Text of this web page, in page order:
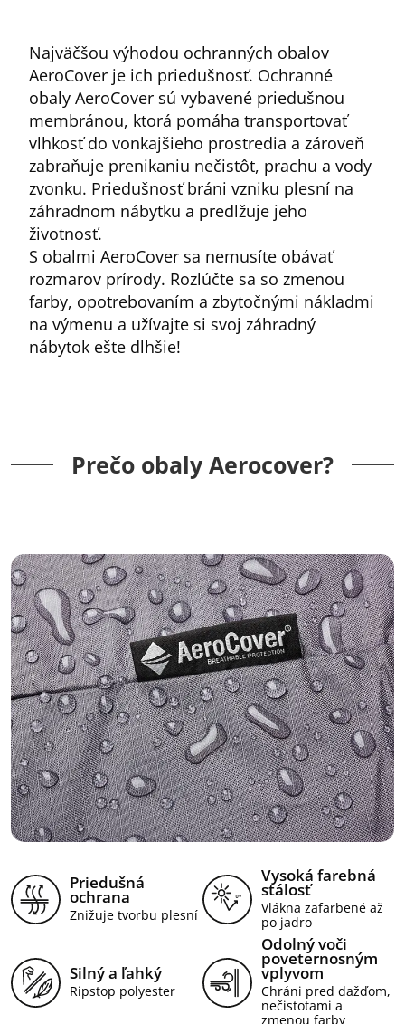
Najväčšou výhodou ochranných obalov
AeroCover je ich priedušnosť. Ochranné
obaly AeroCover sú vybavené priedušnou
membránou, ktorá pomáha transportovať
vlhkosť do vonkajšieho prostredia a zároveň
zabraňuje prenikaniu nečistôt, prachu a vody
zvonku. Priedušnosť bráni vzniku plesní na
záhradnom nábytku a predlžuje jeho
životnosť.
S obalmi AeroCover sa nemusíte obávať
rozmarov prírody. Rozlúčte sa so zmenou
farby, opotrebovaním a zbytočnými nákladmi
na výmenu a užívajte si svoj záhradný
nábytok ešte dlhšie!
Prečo obaly Aerocover?
Priedušná
ochrana
Znižuje tvorbu plesní
Vysoká farebná
stálosť
Vlákna zafarbené až
po jadro
Silný a ľahký
Ripstop polyester
Odolný voči
poveternosným
vplyvom
Chráni pred dažďom,
nečistotami a
zmenou farby